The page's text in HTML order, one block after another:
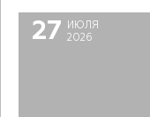
27
ИЮЛЯ
2026